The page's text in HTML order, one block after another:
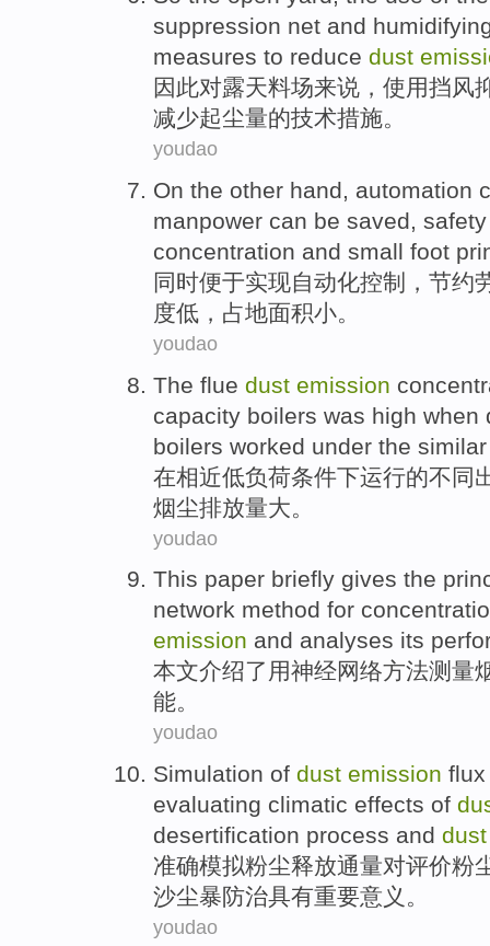
suppression net and
measures to reduce dust
因此对露天料场来说， 使用挡风
减少起尘量的技术措施。
youdao
On the other hand, automation
manpower can be saved,
concentration and small foot
同时便于实现自动化控制 ， 节约
度低 ，占地面积小。
youdao
The flue dust emission
capacity boilers was high when
boilers worked under the similar
在相近低负荷条件下运行的不同
烟尘排放量大 。
youdao
This paper briefly gives the
network method for
emission and analyses its
本文介绍了 用神经网络方法测量
能。
youdao
Simulation of dust emission
evaluating climatic effects of
desertification process and dust
准确模拟粉尘释放通量对评价粉
沙尘暴防治具有重要意义。
youdao